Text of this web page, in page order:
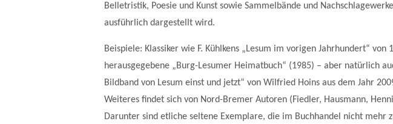
Belletristik, Poesie und Kunst sowie Sammelbände und
ausführlich dargestellt wird.
Beispiele: Klassiker wie F. Kühlkens „Lesum im vorigen Jahrhundert“ von
herausgegebene „Burg-Lesumer Heimatbuch“ (1985) – aber natürlich
Bildband von Lesum einst und jetzt“ von Wilfried Hoins aus dem Jahr
Weiteres findet sich von Nord-Bremer Autoren (Fiedler, Hausmann,
Darunter sind etliche seltene Exemplare, die im Buchhandel nicht mehr